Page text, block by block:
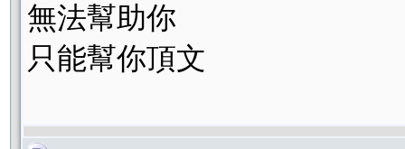
無法幫助你
只能幫你頂文